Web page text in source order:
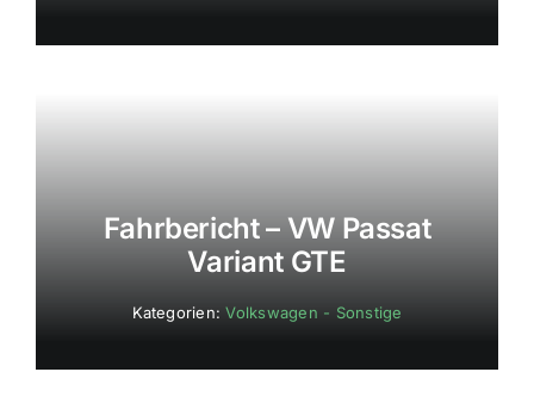
Fahrbericht – VW Passat
Variant GTE
Kategorien:Volkswagen - Sonstige